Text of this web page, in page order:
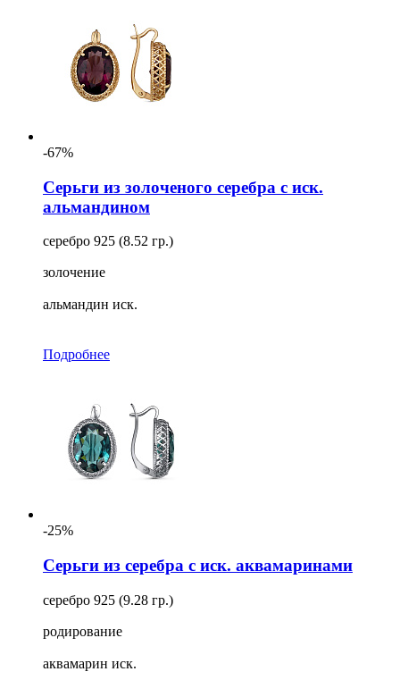
-67%
Серьги из золоченого серебра с иск.
альмандином
серебро 925 (8.52 гр.)
золочение
альмандин иск.
Подробнее
-25%
Серьги из серебра с иск. аквамаринами
серебро 925 (9.28 гр.)
родирование
аквамарин иск.